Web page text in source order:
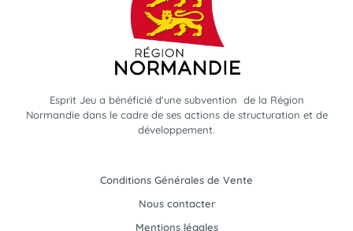
Esprit Jeu a bénéficié d'une subvention de la Région
Normandie dans le cadre de ses actions de structuration et de
développement.
Conditions Générales de Vente
Nous contacter
Mentions légales